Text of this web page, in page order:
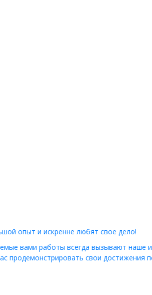
опыт и искренне любят свое дело!
вами работы всегда вызывают наше
продемонстрировать свои достижения